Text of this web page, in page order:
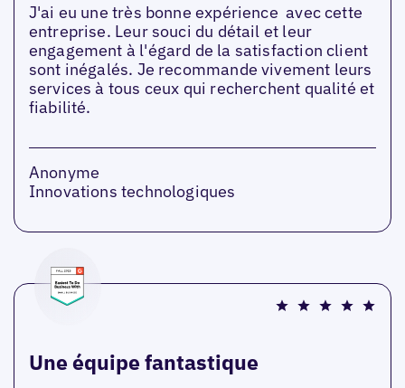
J'ai eu une très bonne expérience avec cette
entreprise. Leur souci du détail et leur
engagement à l'égard de la satisfaction client
sont inégalés. Je recommande vivement leurs
services à tous ceux qui recherchent qualité et
fiabilité.
Anonyme
Innovations technologiques
Une équipe fantastique